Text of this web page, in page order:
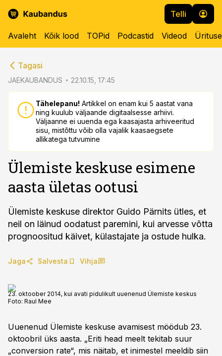
Telli
Avaleht Kõik lood TOPid Podcastid Videod
Tagasi
JAEKAUBANDUS 22.10.15, 17:45
Tähelepanu! Artikkel on enam kui 5 aastat vana
ning kuulub väljaande digitaalsesse arhiivi.
Väljaanne ei uuenda ega kaasajasta arhiveeritud
sisu, mistõttu võib olla vajalik kaasaegsete
allikatega tutvumine
Ülemiste keskuse esimene
aasta ületas ootusi
Ülemiste keskuse direktor Guido Pärnits ütles, et
neil on läinud oodatust paremini, kui arvesse võtta
prognoositud käivet, külastajate ja ostude hulka.
Jaga Salvesta Vihja
23. oktoober 2014, kui avati pidulikult uuenenud Ülemiste keskus
Foto: Raul Mee
Uuenenud Ülemiste keskuse avamisest möödub 23.
oktoobril üks aasta. „Eriti head meelt tekitab suur
„conversion rate“, mis näitab, et inimestel meeldib siin